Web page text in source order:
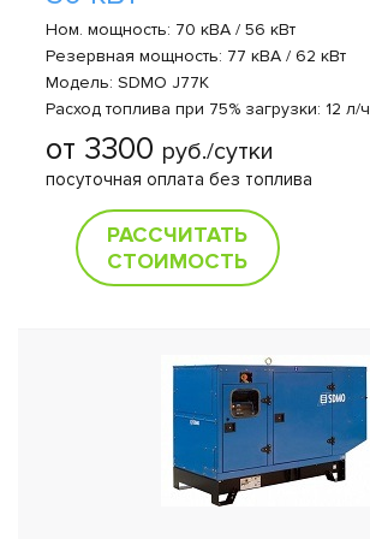
Ном. мощность: 70 кВА / 56 кВт
Резервная мощность: 77 кВА / 62 кВт
Модель: SDMO J77K
Расход топлива при 75% загрузки: 12 л/ч
от 3300 руб./сутки
посуточная оплата без топлива
РАССЧИТАТЬ
СТОИМОСТЬ